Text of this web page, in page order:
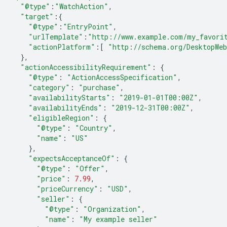
"@type" : "WatchAction" ,
"target" :{
"@type" : "EntryPoint" ,
"urlTemplate" : "http://www.example.com/
"actionPlatform" :[
"http://schema.org/
},
"actionAccessibilityRequirement" :
{
"@type" : "ActionAccessSpecification" ,
"category" : "purchase" ,
"availabilityStarts" : "2019-01-01T00:00Z" ,
"availabilityEnds" : "2019-12-31T00:00Z" ,
"eligibleRegion" :
{
"@type" : "Country" ,
"name" :
"US"
},
"expectsAcceptanceOf" :
{
"@type" : "Offer" ,
"price" : 7.99,
"priceCurrency" : "USD" ,
"seller" :
{
"@type" : "Organization" ,
"name" :
"My example seller"